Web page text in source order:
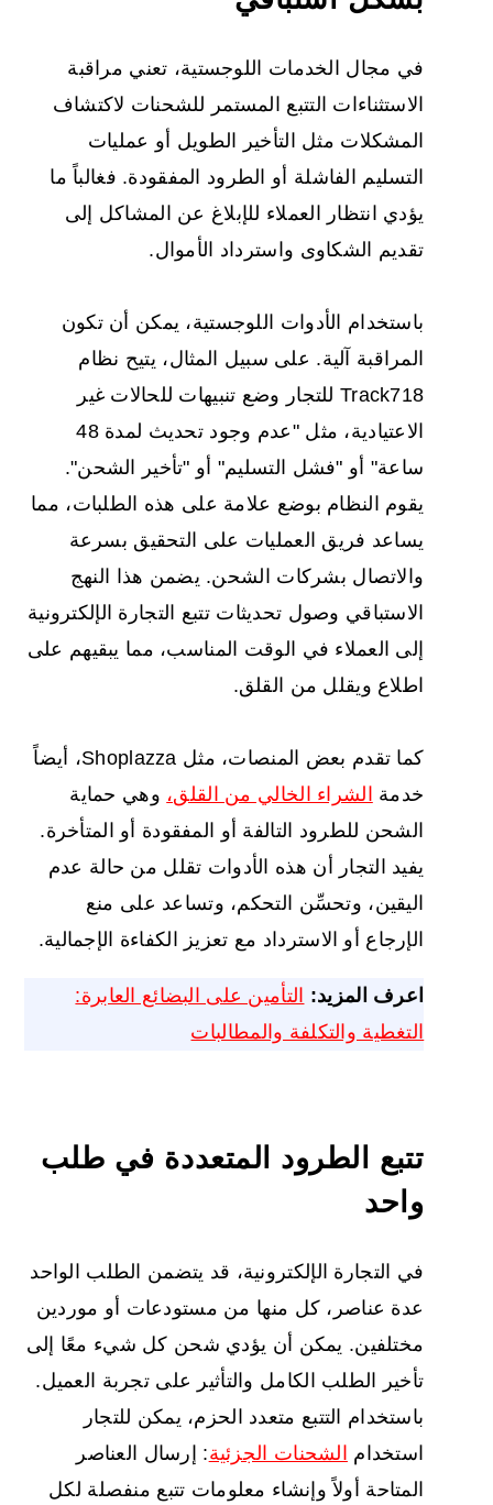
في مجال الخدمات اللوجستية، تعني مراقبة
الاستثناءات التتبع المستمر للشحنات لاكتشاف
المشكلات مثل التأخير الطويل أو عمليات
التسليم الفاشلة أو الطرود المفقودة. فغالباً ما
يؤدي انتظار العملاء للإبلاغ عن المشاكل إلى
تقديم الشكاوى واسترداد الأموال.
باستخدام الأدوات اللوجستية، يمكن أن تكون
المراقبة آلية. على سبيل المثال، يتيح نظام
Track718 للتجار وضع تنبيهات للحالات غير
الاعتيادية، مثل "عدم وجود تحديث لمدة 48
ساعة" أو "فشل التسليم" أو "تأخير الشحن".
يقوم النظام بوضع علامة على هذه الطلبات، مما
يساعد فريق العمليات على التحقيق بسرعة
والاتصال بشركات الشحن. يضمن هذا النهج
الاستباقي وصول تحديثات تتبع التجارة الإلكترونية
إلى العملاء في الوقت المناسب، مما يبقيهم على
اطلاع ويقلل من القلق.
كما تقدم بعض المنصات، مثل Shoplazza، أيضاً
خدمة
الشراء الخالي من القلق، وهي حماية
الشحن للطرود التالفة أو المفقودة أو المتأخرة.
يفيد التجار أن هذه الأدوات تقلل من حالة عدم
اليقين، وتحسِّن التحكم، وتساعد على منع
الإرجاع أو الاسترداد مع تعزيز الكفاءة الإجمالية.
اعرف المزيد:
التأمين على البضائع العابرة:
التغطية والتكلفة والمطالبات
تتبع الطرود المتعددة في طلب
واحد
في التجارة الإلكترونية، قد يتضمن الطلب الواحد
عدة عناصر، كل منها من مستودعات أو موردين
مختلفين. يمكن أن يؤدي شحن كل شيء معًا إلى
تأخير الطلب الكامل والتأثير على تجربة العميل.
باستخدام التتبع متعدد الحزم، يمكن للتجار
استخدام
الشحنات الجزئية: إرسال العناصر
المتاحة أولاً وإنشاء معلومات تتبع منفصلة لكل